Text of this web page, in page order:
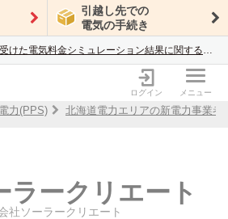
引越し先での
電気の手続き
中東情勢を受けた電気料金シミュレーション結果に関するご案内
ガス比較サイト エネチェンジ
ログイン メニュー
力(PPS) 北海道電力エリアの新電力事業者
ラークリエート
社ソーラークリエート